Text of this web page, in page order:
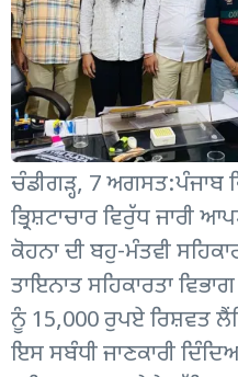
ਚੰਡੀਗੜ੍ਹ, 7 ਅਗਸਤ:ਪੰਜਾਬ
ਭ੍ਰਿਸ਼ਟਾਚਾਰ ਵਿਰੁੱਧ ਜਾਰੀ
ਕੋਹਨਾ ਦੀ ਬਹੁ-ਮੰਤਵੀ
ਤਾਇਨਾਤ ਸਹਿਕਾਰਤਾ
ਨੂੰ 15,000 ਰੁਪਏ ਰਿਸ਼ਵਤ
ਇਸ ਸਬੰਧੀ ਜਾਣਕਾਰੀ